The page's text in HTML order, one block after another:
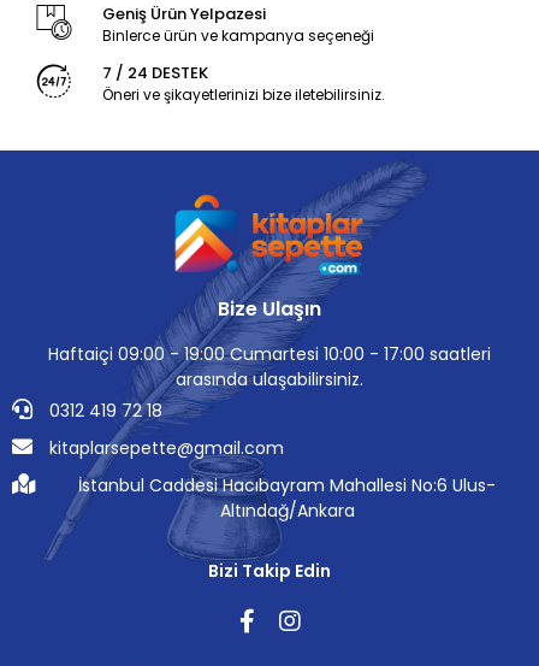
Geniş Ürün Yelpazesi
Binlerce ürün ve kampanya seçeneği
7 / 24 DESTEK
Öneri ve şikayetlerinizi bize iletebilirsiniz.
Bize Ulaşın
Haftaiçi 09:00 - 19:00 Cumartesi 10:00 - 17:00 saatleri
arasında ulaşabilirsiniz.
0312 419 72 18
kitaplarsepette@gmail.com
İstanbul Caddesi Hacıbayram Mahallesi No:6 Ulus-
Altındağ/Ankara
Bizi Takip Edin